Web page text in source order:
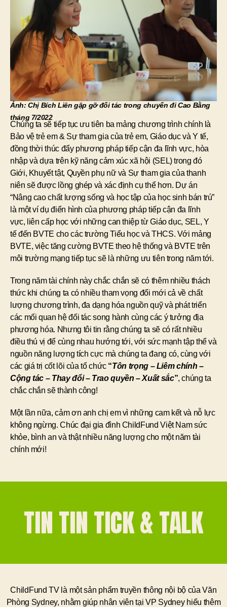
Ảnh: Chị Bích Liên gặp gỡ đối tác trong chuyến đi Cao Bằng
tháng 7/2022
Chúng ta sẽ tiếp tục ưu tiên ba mảng chương trình chính là
Bảo vệ trẻ em & Sự tham gia của trẻ em, Giáo dục và Y tế,
đồng thời thúc đẩy phương pháp tiếp cận đa lĩnh vực, hòa
nhập và dựa trên kỹ năng cảm xúc xã hội (SEL) trong đó
Giới, Khuyết tật, Quyền phụ nữ và Sự tham gia của thanh
niên sẽ được lồng ghép và xác định cụ thể hơn. Dự án
“Nâng cao chất lượng sống và học tập của học sinh bán trú”
là một ví dụ điển hình của phương pháp tiếp cận đa lĩnh
vực, liên cấp học với những can thiệp từ Giáo dục, SEL, Y
tế đến BVTE cho các trường Tiểu học và THCS. Với mảng
BVTE, việc tăng cường BVTE theo hệ thống và BVTE trên
môi trường mạng tiếp tục sẽ là những ưu tiên trong năm tới.
Trong năm tài chính này chắc chắn sẽ có thêm nhiều thách
thức khi chúng ta có nhiều tham vọng đổi mới cả về chất
lượng chương trình, đa dạng hóa nguồn quỹ và phát triển
các mối quan hệ đối tác song hành cùng các ý tưởng địa
phương hóa. Nhưng tôi tin rằng chúng ta sẽ có rất nhiều
điều thú vị để cùng nhau hướng tới, với sức mạnh tập thể và
nguồn năng lượng tích cực mà chúng ta đang có, cùng với
các giá trị cốt lõi của tổ chức “Tôn trọng – Liêm chính –
Cộng tác – Thay đổi – Trao quyền – Xuất sắc”, chúng ta
chắc chắn sẽ thành công!
Một lần nữa, cảm ơn anh chị em vì những cam kết và nỗ lực
không ngừng. Chúc đại gia đình ChildFund Việt Nam sức
khỏe, bình an và thật nhiều năng lượng cho một năm tài
chính mới!
TIN TIN TICK & TALK
ChildFund TV là một sản phẩm truyền thông nội bộ của Văn
Phòng Sydney, nhằm giúp nhân viên tại VP Sydney hiểu thêm